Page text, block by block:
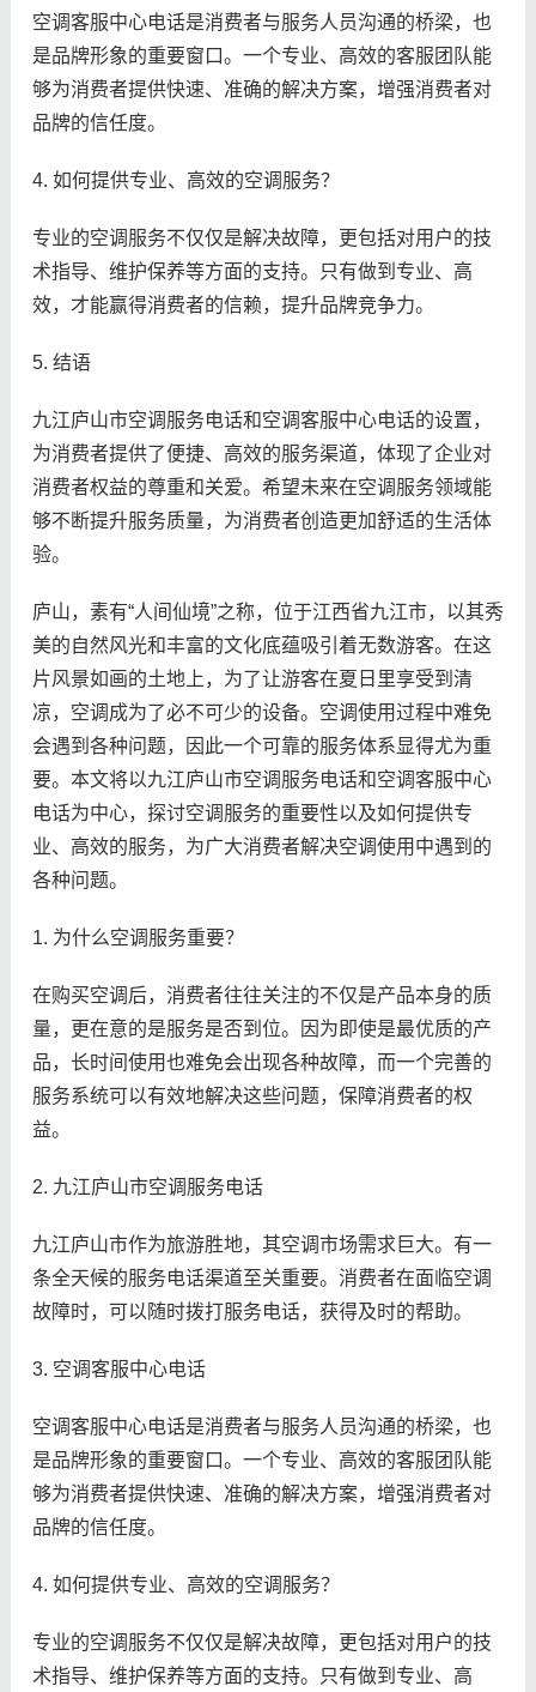
空调客服中心电话是消费者与服务人员沟通的桥梁，也
是品牌形象的重要窗口。一个专业、高效的客服团队能
够为消费者提供快速、准确的解决方案，增强消费者对
品牌的信任度。
4. 如何提供专业、高效的空调服务？
专业的空调服务不仅仅是解决故障，更包括对用户的技
术指导、维护保养等方面的支持。只有做到专业、高
效，才能赢得消费者的信赖，提升品牌竞争力。
5. 结语
九江庐山市空调服务电话和空调客服中心电话的设置，
为消费者提供了便捷、高效的服务渠道，体现了企业对
消费者权益的尊重和关爱。希望未来在空调服务领域能
够不断提升服务质量，为消费者创造更加舒适的生活体
验。
庐山，素有“人间仙境”之称，位于江西省九江市，以其秀
美的自然风光和丰富的文化底蕴吸引着无数游客。在这
片风景如画的土地上，为了让游客在夏日里享受到清
凉，空调成为了必不可少的设备。空调使用过程中难免
会遇到各种问题，因此一个可靠的服务体系显得尤为重
要。本文将以九江庐山市空调服务电话和空调客服中心
电话为中心，探讨空调服务的重要性以及如何提供专
业、高效的服务，为广大消费者解决空调使用中遇到的
各种问题。
1. 为什么空调服务重要？
在购买空调后，消费者往往关注的不仅是产品本身的质
量，更在意的是服务是否到位。因为即使是最优质的产
品，长时间使用也难免会出现各种故障，而一个完善的
服务系统可以有效地解决这些问题，保障消费者的权
益。
2. 九江庐山市空调服务电话
九江庐山市作为旅游胜地，其空调市场需求巨大。有一
条全天候的服务电话渠道至关重要。消费者在面临空调
故障时，可以随时拨打服务电话，获得及时的帮助。
3. 空调客服中心电话
空调客服中心电话是消费者与服务人员沟通的桥梁，也
是品牌形象的重要窗口。一个专业、高效的客服团队能
够为消费者提供快速、准确的解决方案，增强消费者对
品牌的信任度。
4. 如何提供专业、高效的空调服务？
专业的空调服务不仅仅是解决故障，更包括对用户的技
术指导、维护保养等方面的支持。只有做到专业、高